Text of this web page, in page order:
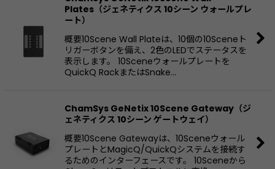
Plates（ジェネティクス 10シーン ウォールプレ
ート）
概要10Scene Wall Plateは、10個の10Sceneト
リガーボタンを備え、2色のLEDでステータスを
表示します。 10Sceneウォールプレートを
QuickQ RackまたはSnake…
ChamSys GeNetix 10Scene Gateway（ジ
ェネティクス 10シーン ゲートウェイ）
概要10Scene Gatewayは、10Sceneウォール
プレートとMagicQ/QuickQシステムを接続す
るためのインターフェースです。 10Sceneから